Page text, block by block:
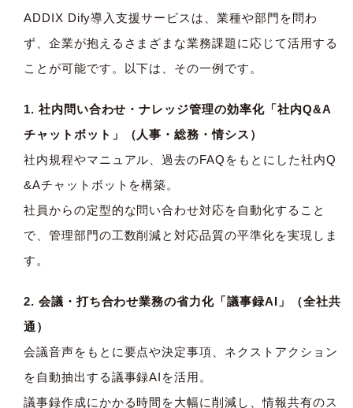
ADDIX Dify導入支援サービスは、業種や部門を問わ
ず、企業が抱えるさまざまな業務課題に応じて活用する
ことが可能です。以下は、その一例です。
1. 社内問い合わせ・ナレッジ管理の効率化「社内Q&A
チャットボット」（人事・総務・情シス）
社内規程やマニュアル、過去のFAQをもとにした社内Q
&Aチャットボットを構築。
社員からの定型的な問い合わせ対応を自動化すること
で、管理部門の工数削減と対応品質の平準化を実現しま
す。
2. 会議・打ち合わせ業務の省力化「議事録AI」（全社共
通）
会議音声をもとに要点や決定事項、ネクストアクション
を自動抽出する議事録AIを活用。
議事録作成にかかる時間を大幅に削減し、情報共有のス